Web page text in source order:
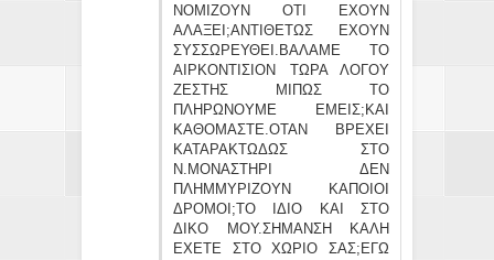
ΝΟΜΙΖΟΥΝ ΟΤΙ ΕΧΟΥΝ
ΑΛΑΞΕΙ;ΑΝΤΙΘΕΤΩΣ ΕΧΟΥΝ
ΣΥΣΣΩΡΕΥΘΕΙ.ΒΑΛΑΜΕ ΤΟ
ΑΙΡΚΟΝΤΙΣΙΟΝ ΤΩΡΑ ΛΟΓΟΥ
ΖΕΣΤΗΣ ΜΙΠΩΣ ΤΟ
ΠΛΗΡΩΝΟΥΜΕ ΕΜΕΙΣ;ΚΑΙ
ΚΑΘΟΜΑΣΤΕ.ΟΤΑΝ ΒΡΕΧΕΙ
ΚΑΤΑΡΑΚΤΩΔΩΣ ΣΤΟ
Ν.ΜΟΝΑΣΤΗΡΙ ΔΕΝ
ΠΛΗΜΜΥΡΙΖΟΥΝ ΚΑΠΟΙΟΙ
ΔΡΟΜΟΙ;ΤΟ ΙΔΙΟ ΚΑΙ ΣΤΟ
ΔΙΚΟ ΜΟΥ.ΣΗΜΑΝΣΗ ΚΑΛΗ
ΕΧΕΤΕ ΣΤΟ ΧΩΡΙΟ ΣΑΣ;ΕΓΩ